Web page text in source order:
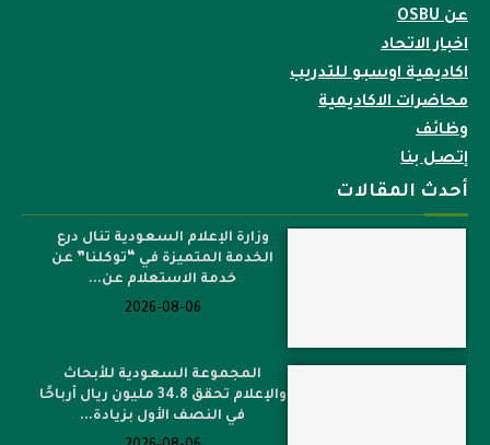
عن OSBU
اخبار الاتحاد
اكاديمية اوسبو للتدريب
محاضرات الاكاديمية
وظائف
إتصل بنا
أحدث المقالات
وزارة الإعلام السعودية تنال درع
الخدمة المتميزة في “توكلنا” عن
خدمة الاستعلام عن...
2026-08-06
المجموعة السعودية للأبحاث
والإعلام تحقق 34.8 مليون ريال أرباحًا
في النصف الأول بزيادة...